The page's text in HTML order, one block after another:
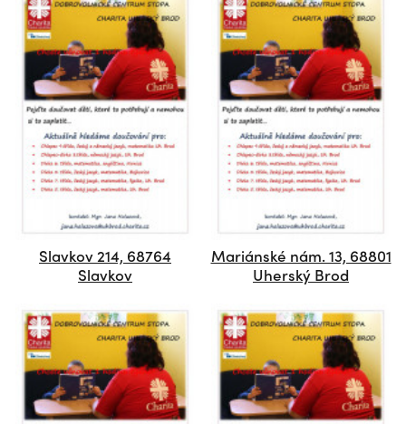
Slavkov 214, 68764
Slavkov
Mariánské nám. 13, 68801
Uherský Brod